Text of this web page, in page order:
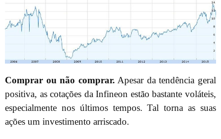
Comprar ou não comprar. Apesar da tendência geral
positiva, as cotações da Infineon estão bastante voláteis,
especialmente nos últimos tempos. Tal torna as suas
ações um investimento arriscado.